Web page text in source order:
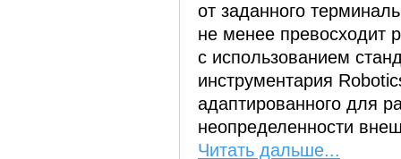
от заданного
не менее превосходит
с использованием
инструментария
адаптированного для
неопределенности
Читать дальше...